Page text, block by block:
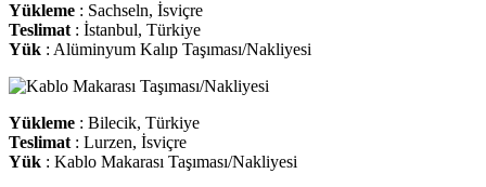
Yükleme : Sachseln, İsviçre
Teslimat : İstanbul, Türkiye
Yük : Alüminyum Kalıp Taşıması/Nakliyesi
Yükleme : Bilecik, Türkiye
Teslimat : Lurzen, İsviçre
Yük : Kablo Makarası Taşıması/Nakliyesi